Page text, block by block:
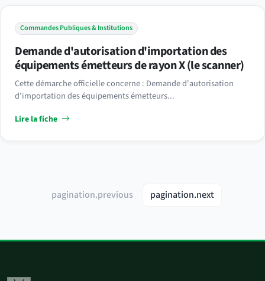
Commandes Publiques & Institutions
Demande d'autorisation d'importation des
équipements émetteurs de rayon X (le scanner)
Cette démarche officielle concerne : Demande d'autorisation
d'importation des équipements émetteurs...
Lire la fiche
pagination.previous pagination.next